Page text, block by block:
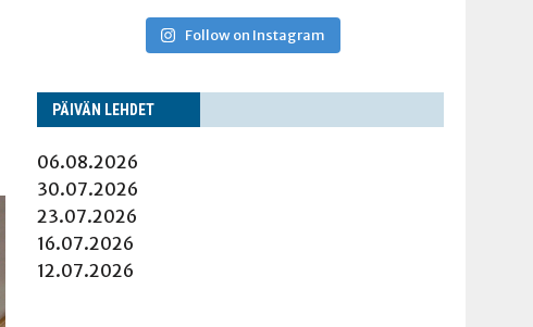
Follow on Instagram
PÄI­VÄN LEHDET
06.08.2026
30.07.2026
23.07.2026
16.07.2026
12.07.2026